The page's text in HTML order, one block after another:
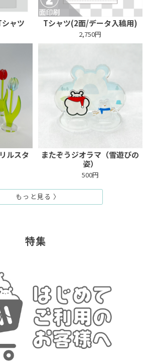
ャツ Tシャツ(2面/データ入稿用)
2,750円
ルスタ
またぞうジオラマ（雪遊びの
姿）
500円
もっと見る 〉
特集